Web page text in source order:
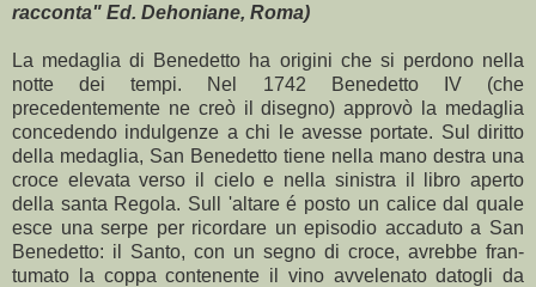
racconta" Ed. Dehoniane, Roma)
La medaglia di Benedetto ha origini che si perdono nella
notte dei tempi. Nel 1742 Benedetto IV (che
precedentemente ne creò il disegno) approvò la medaglia
concedendo indulgenze a chi le avesse portate. Sul diritto
della medaglia, San Benedetto tiene nella mano destra una
croce elevata verso il cielo e nella sinistra il libro aperto
della santa Regola. Sull 'altare é posto un calice dal quale
esce una serpe per ricorda­re un episodio accaduto a San
Benedetto: il Santo, con un segno di croce, avrebbe fran­
tumato la coppa contenente il vino avvele­nato datogli da